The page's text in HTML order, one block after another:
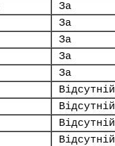
За
За
За
За
За
Відсутній
Відсутній
Відсутній
Відсутній